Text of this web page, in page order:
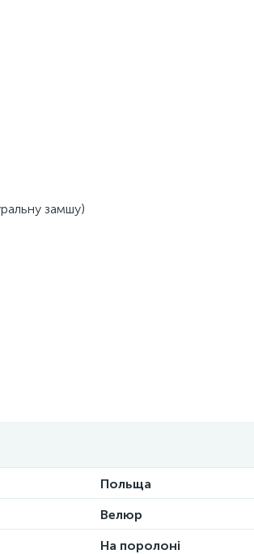
замшу)
Польща
Велюр
На поролоні